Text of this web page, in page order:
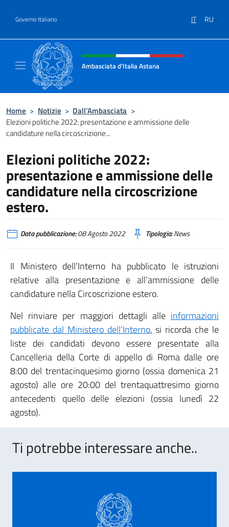
Governo Italiano IT RU
Intestazione sito, social e menù
Ambasciata d'Italia Astana
Home > Notizie > Dall’Ambasciata >
Elezioni politiche 2022: presentazione e ammissione delle
candidature nella circoscrizione...
Elezioni politiche 2022:
presentazione e ammissione delle
candidature nella circoscrizione
estero.
Data pubblicazione:08 Agosto 2022 Tipologia:News
Il Ministero dell’Interno ha pubblicato le istruzioni
relative alla presentazione e all’ammissione delle
candidature nella Circoscrizione estero.
Nel rinviare per maggiori dettagli alle informazioni
pubblicate dal Ministero dell’Interno, si ricorda che le
liste dei candidati devono essere presentate alla
Cancelleria della Corte di appello di Roma dalle ore
8:00 del trentacinquesimo giorno (ossia domenica 21
agosto) alle ore 20:00 del trentaquattresimo giorno
antecedenti quello delle elezioni (ossia lunedì 22
agosto).
Ti potrebbe interessare anche..